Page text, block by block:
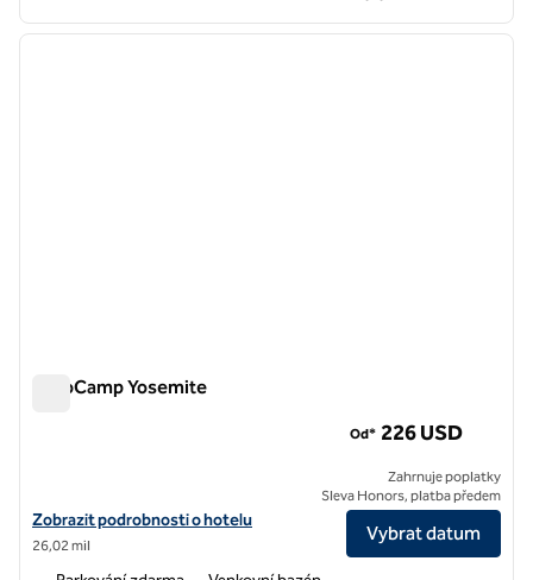
1 z 12
další
AutoCamp Yosemite
Zobrazit podrobnosti o hotelu pro AutoCamp Yosemite
Zobrazit podrobnosti o hotelu
26,02 mil
Od* 226 USD
Zahrnuje poplatky
Sleva Honors, platba předem
Vybrat datum